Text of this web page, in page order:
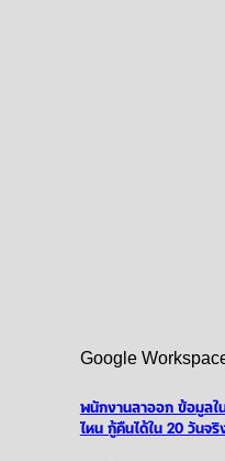
Google
พนักงานลาออก ข้อมูลใ
ไหน กู้คืนได้ใน 20 วันจริ